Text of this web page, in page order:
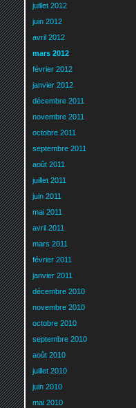
juillet 2012
juin 2012
avril 2012
mars 2012
février 2012
janvier 2012
décembre 2011
novembre 2011
octobre 2011
septembre 2011
août 2011
juillet 2011
juin 2011
mai 2011
avril 2011
mars 2011
février 2011
janvier 2011
décembre 2010
novembre 2010
octobre 2010
septembre 2010
août 2010
juillet 2010
juin 2010
mai 2010